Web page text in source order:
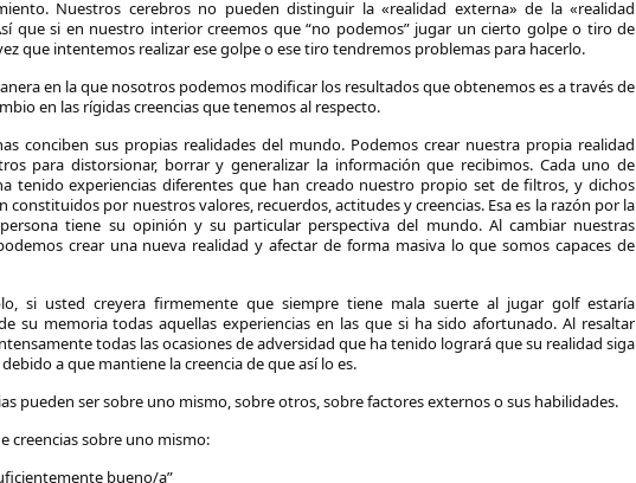
Nuestros cerebros no pueden distinguir la «realidad externa» de la «realidad
que si en nuestro interior creemos que “no podemos” jugar un cierto golpe o tiro de
que intentemos realizar ese golpe o ese tiro tendremos problemas para hacerlo.
en la que nosotros podemos modificar los resultados que obtenemos es a través de
en las rígidas creencias que tenemos al respecto.
conciben sus propias realidades del mundo. Podemos crear nuestra propia realidad
para distorsionar, borrar y generalizar la información que recibimos. Cada uno de
tenido experiencias diferentes que han creado nuestro propio set de filtros, y dichos
constituidos por nuestros valores, recuerdos, actitudes y creencias. Esa es la razón por la
tiene su opinión y su particular perspectiva del mundo. Al cambiar nuestras
crear una nueva realidad y afectar de forma masiva lo que somos capaces de
si usted creyera firmemente que siempre tiene mala suerte al jugar golf estaría
su memoria todas aquellas experiencias en las que si ha sido afortunado. Al resaltar
todas las ocasiones de adversidad que ha tenido logrará que su realidad siga
a que mantiene la creencia de que así lo es.
pueden ser sobre uno mismo, sobre otros, sobre factores externos o sus habilidades.
creencias sobre uno mismo:
bueno/a”